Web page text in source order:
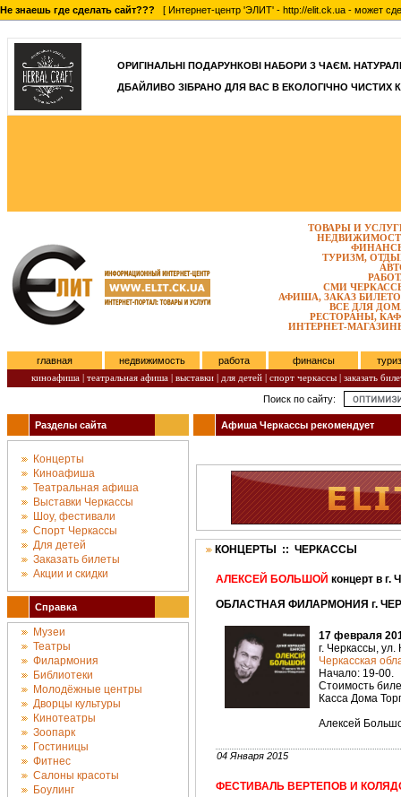
Не знаешь где сделать сайт??? [ Интернет-центр 'ЭЛИТ' - http://elit.ck.ua - может
]
ОРИГІНАЛЬНІ ПОДАРУНКОВІ НАБОРИ З ЧАЄМ.
ДБАЙЛИВО ЗІБРАНО ДЛЯ ВАС В ЕКОЛОГІЧНО ЧИСТИХ
ТОВАРЫ И
ТУРИЗМ,
СМИ
АФИША, ЗАКАЗ
ВСЕ ДЛЯ
РЕСТОРАНЫ,
ИНТЕРНЕТ-
главная недвижимость работа финансы
киноафиша | театральная афиша | выставки | для детей | спорт черкассы | заказать
Поиск по сайту:
Разделы сайта
Концерты
Киноафиша
Театральная афиша
Выставки Черкассы
Шоу, фестивали
Спорт Черкассы
Для детей
Заказать билеты
Акции и скидки
Справка
Музеи
Театры
Филармония
Библиотеки
Молодёжные центры
Дворцы культуры
Кинотеатры
Зоопарк
Гостиницы
Фитнес
Салоны красоты
Боулинг
Афиша Черкассы рекомендует
КОНЦЕРТЫ :: ЧЕРКАССЫ
АЛЕКСЕЙ БОЛЬШОЙ концерт в г.
ОБЛАСТНАЯ ФИЛАРМОНИЯ г.
17 февраля
г. Черкассы,
Черкасская
Начало: 19-00.
Стоимость
Касса Дома
Алексей
04 Января 2015
ФЕСТИВАЛЬ ВЕРТЕПОВ И